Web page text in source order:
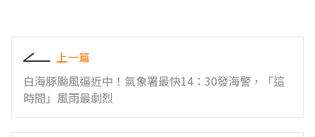
上一篇
白海豚颱風逼近中！氣象署最快14：30發海警，「這
時間」風雨最劇烈